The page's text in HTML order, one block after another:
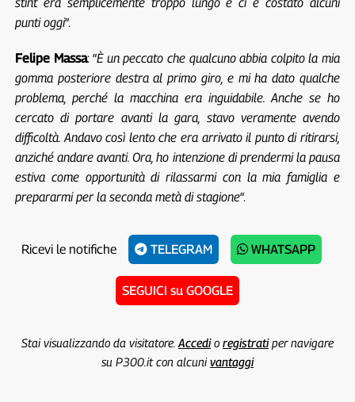
punti oggi“.
Felipe Massa: “È un peccato che qualcuno abbia colpito la mia
gomma posteriore destra al primo giro, e mi ha dato qualche
problema, perché la macchina era inguidabile. Anche se ho
cercato di portare avanti la gara, stavo veramente avendo
difficoltà. Andavo così lento che era arrivato il punto di ritirarsi,
anziché andare avanti. Ora, ho intenzione di prendermi la pausa
estiva come opportunità di rilassarmi con la mia famiglia e
prepararmi per la seconda metà di stagione“.
Ricevi le notifiche TELEGRAM WHATSAPP
SEGUICI su GOOGLE
Stai visualizzando da visitatore. Accedio registratiper navigare
su P300.it con alcunivantaggi